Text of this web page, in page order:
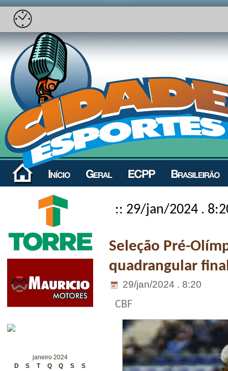
janeiro 2024
D
S T Q Q S S
:: 29/jan/2024 .
Seleção Pré-
quadrangular
29/jan/2024 . 8:20
CBF